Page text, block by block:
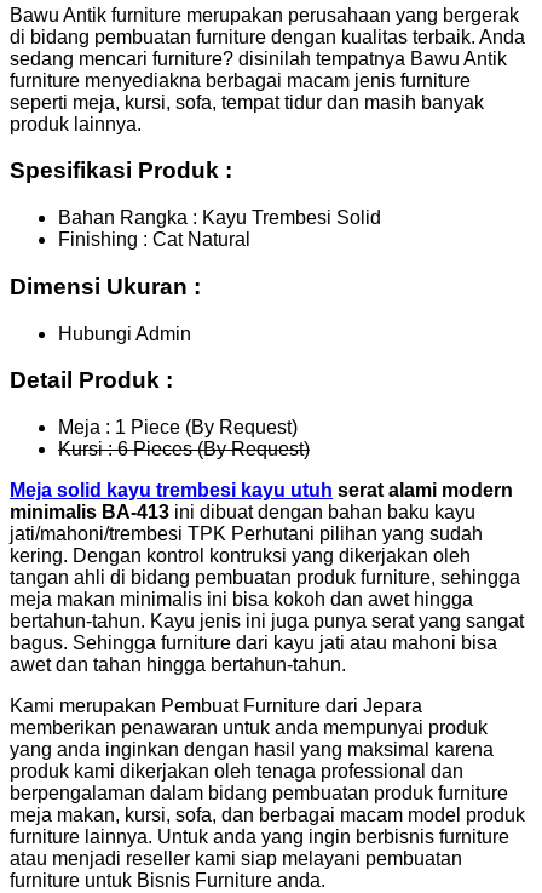
Bawu Antik furniture merupakan perusahaan yang bergerak
di bidang pembuatan furniture dengan kualitas terbaik. Anda
sedang mencari furniture? disinilah tempatnya Bawu Antik
furniture menyediakna berbagai macam jenis furniture
seperti meja, kursi, sofa, tempat tidur dan masih banyak
produk lainnya.
Spesifikasi Produk :
Bahan Rangka : Kayu Trembesi Solid
Finishing : Cat Natural
Dimensi Ukuran :
Hubungi Admin
Detail Produk :
Meja : 1 Piece (By Request)
Kursi : 6 Pieces (By Request)
Meja solid kayu trembesi kayu utuh serat alami modern
minimalis BA-413 ini dibuat dengan bahan baku kayu
jati/mahoni/trembesi TPK Perhutani pilihan yang sudah
kering. Dengan kontrol kontruksi yang dikerjakan oleh
tangan ahli di bidang pembuatan produk furniture, sehingga
meja makan minimalis ini bisa kokoh dan awet hingga
bertahun-tahun. Kayu jenis ini juga punya serat yang sangat
bagus. Sehingga furniture dari kayu jati atau mahoni bisa
awet dan tahan hingga bertahun-tahun.
Kami merupakan Pembuat Furniture dari Jepara
memberikan penawaran untuk anda mempunyai produk
yang anda inginkan dengan hasil yang maksimal karena
produk kami dikerjakan oleh tenaga professional dan
berpengalaman dalam bidang pembuatan produk furniture
meja makan, kursi, sofa, dan berbagai macam model produk
furniture lainnya. Untuk anda yang ingin berbisnis furniture
atau menjadi reseller kami siap melayani pembuatan
furniture untuk Bisnis Furniture anda.